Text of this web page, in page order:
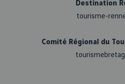
Destination
tourisme-
Comité Régional du